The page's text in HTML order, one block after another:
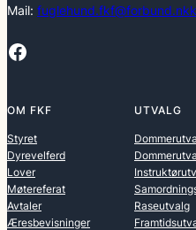
Mail:
Facebook
OM FKF
Styret
Dyrevelferd
Lover
Møtereferat
Avtaler
Æresbevisninger
UTVALG
Raseutvalg